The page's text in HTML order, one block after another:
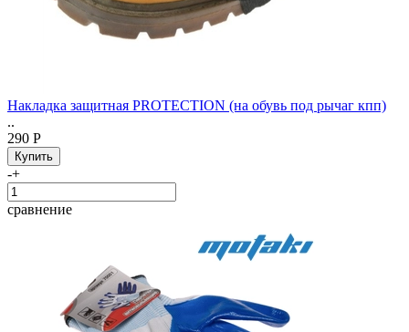
Накладка защитная PROTECTION (на обувь под рычаг кпп)
..
290 Р
-+
сравнение